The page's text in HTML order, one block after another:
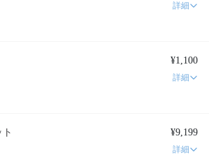
詳細
¥1,100
詳細
¥9,199
詳細